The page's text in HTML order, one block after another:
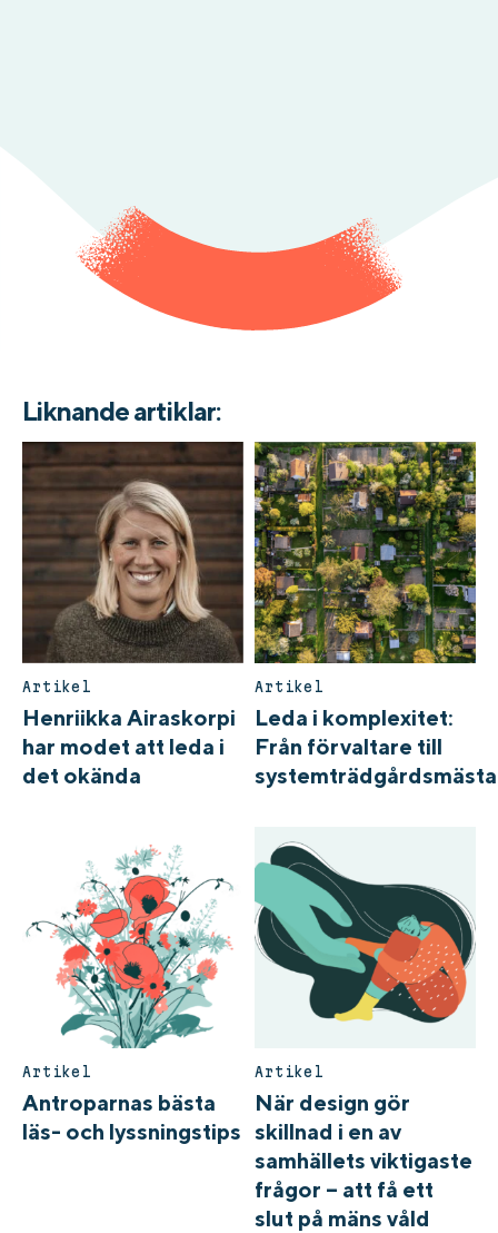
Liknande artiklar:
Artikel
Henriikka Airaskorpi
har modet att leda i
det okända
Artikel
Leda i komplexitet:
Från förvaltare till
Artikel
Antroparnas bästa
läs- och lyssningstips
Artikel
När design gör
skillnad i en av
samhällets viktigaste
frågor – att få ett
slut på mäns våld